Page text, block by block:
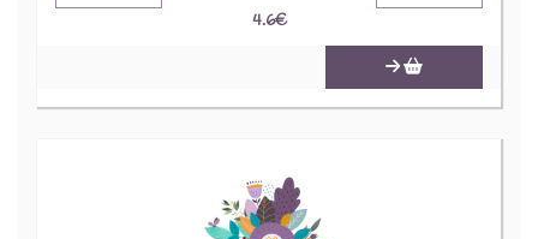
4.6€